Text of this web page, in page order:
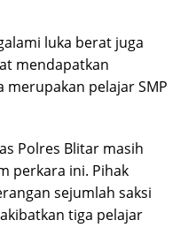
luka berat juga
mendapatkan
pelajar SMP
Polres Blitar masih
perkara ini. Pihak
sejumlah saksi
tiga pelajar